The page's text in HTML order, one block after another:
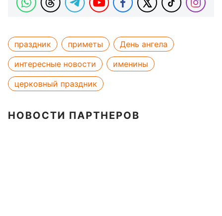
праздник приметы
День ангела
интересные новости
именины
церковный праздник
НОВОСТИ ПАРТНЕРОВ